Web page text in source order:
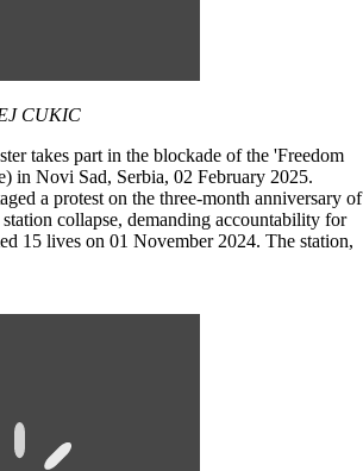
CUKIC
takes part in the blockade of the 'Freedom
in Novi Sad, Serbia, 02 February 2025.
a protest on the three-month anniversary of
collapse, demanding accountability for
15 lives on 01 November 2024. The station,